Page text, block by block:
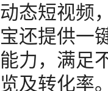
动态短视频
宝还提供一
能力，满足
览及转化率。